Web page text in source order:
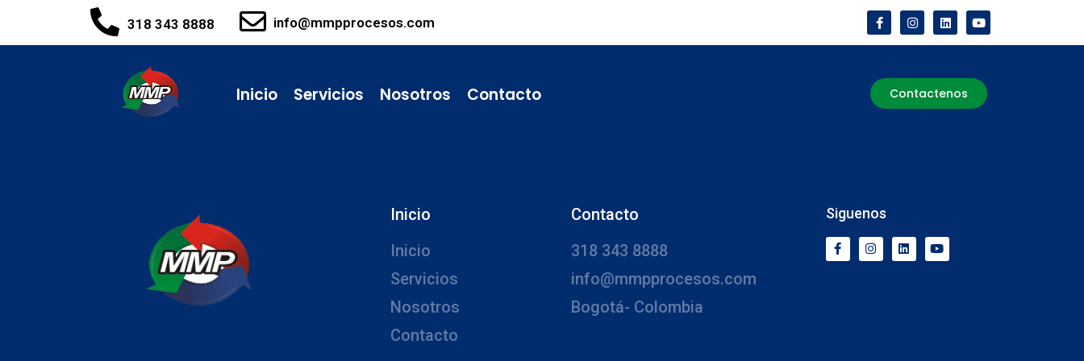
318 343 8888 info@mmpprocesos.com
Inicio Servicios Nosotros Contacto Contactenos
Inicio
Inicio
Servicios
Nosotros
Contacto
Contacto
318 343 8888
info@mmpprocesos.com
Bogotá- Colombia
Siguenos